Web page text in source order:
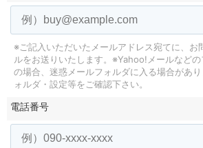
※ご記入いただいたメールアドレス宛てに、お
ルをお送りいたします。 ※Yahoo!メールなど
の場合、迷惑メールフォルダに入る場合があり
ォルダ・設定等をご確認下さい。
電話番号